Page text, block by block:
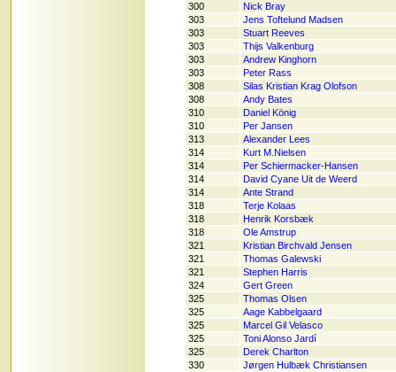
300
Nick Bray
303
Jens Toftelund Madsen
303
Stuart Reeves
303
Thijs Valkenburg
303
Andrew Kinghorn
303
Peter Rass
308
Silas Kristian Krag Olofson
308
Andy Bates
310
Daniel König
310
Per Jansen
313
Alexander Lees
314
Kurt M.Nielsen
314
Per Schiermacker-Hansen
314
David Cyane Uit de Weerd
314
Ante Strand
318
Terje Kolaas
318
Henrik Korsbæk
318
Ole Amstrup
321
Kristian Birchvald Jensen
321
Thomas Galewski
321
Stephen Harris
324
Gert Green
325
Thomas Olsen
325
Aage Kabbelgaard
325
Marcel Gil Velasco
325
Toni Alonso Jardí
325
Derek Charlton
330
Jørgen Hulbæk Christiansen